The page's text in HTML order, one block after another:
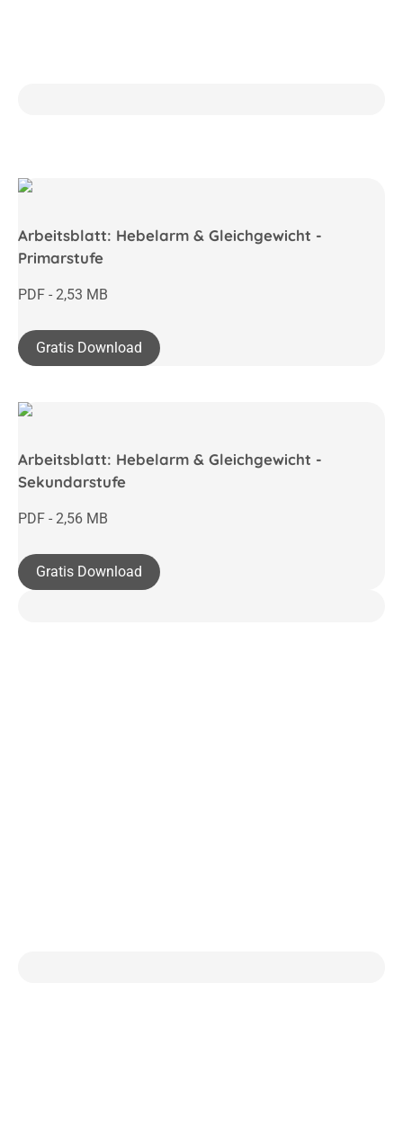
Arbeitsblatt: Hebelarm & Gleichgewicht -
Primarstufe
PDF - 2,53 MB
Gratis Download
Arbeitsblatt: Hebelarm & Gleichgewicht -
Sekundarstufe
PDF - 2,56 MB
Gratis Download